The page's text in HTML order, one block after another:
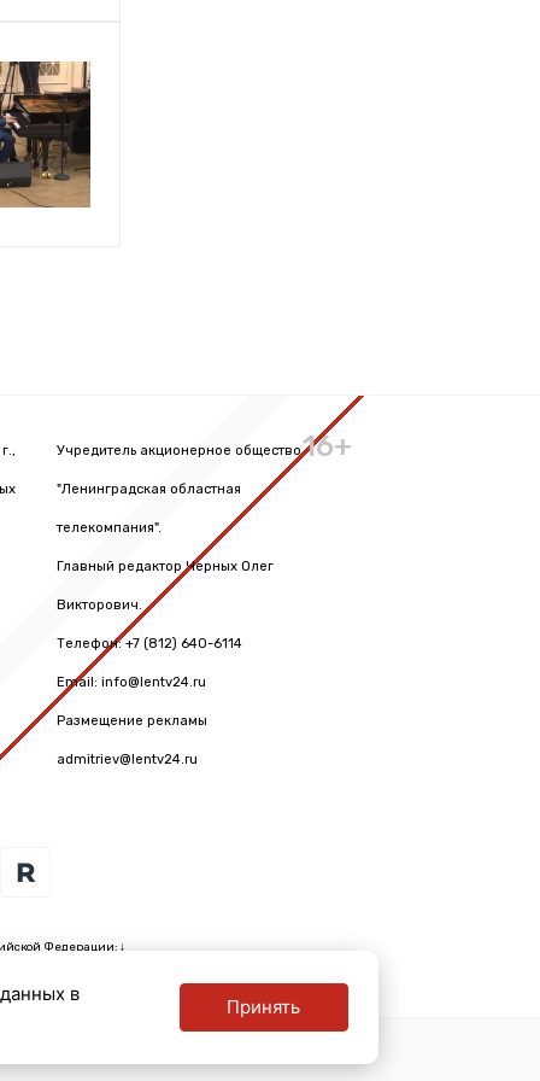
Учредитель акционерное общество
"Ленинградская областная
телекомпания".
Главный редактор Черных Олег
Викторович.
Телефон: +7 (812) 640-6114
Email: info@lentv24.ru
Размещение рекламы
admitriev@lentv24.ru
16+
Федерации: ↓
в
Принять